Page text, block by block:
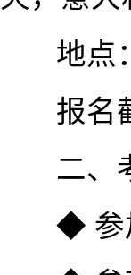
地点
报名
二、
◆ 参